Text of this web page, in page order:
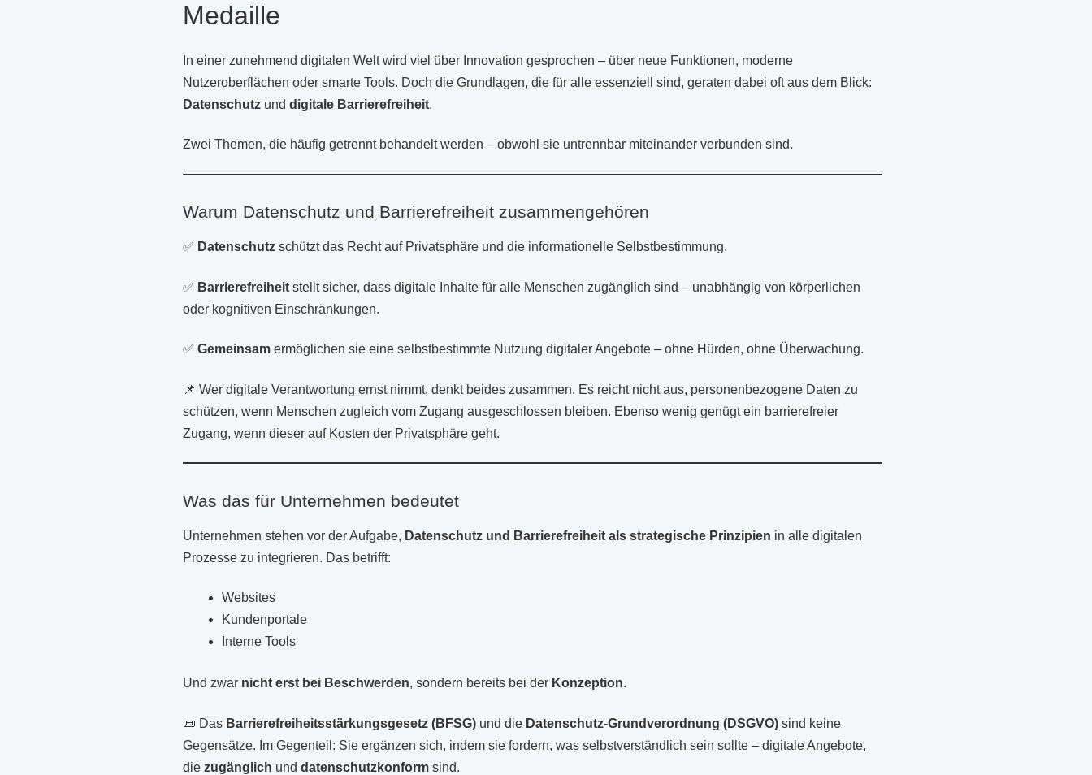
Medaille
In einer zunehmend digitalen Welt wird viel über Innovation gesprochen – über neue Funktionen, moderne
Nutzeroberflächen oder smarte Tools. Doch die Grundlagen, die für alle essenziell sind, geraten dabei oft aus dem Blick:
Datenschutz und digitale Barrierefreiheit.
Zwei Themen, die häufig getrennt behandelt werden – obwohl sie untrennbar miteinander verbunden sind.
Warum Datenschutz und Barrierefreiheit zusammengehören
✅ Datenschutz schützt das Recht auf Privatsphäre und die informationelle Selbstbestimmung.
✅ Barrierefreiheit stellt sicher, dass digitale Inhalte für alle Menschen zugänglich sind – unabhängig von körperlichen
oder kognitiven Einschränkungen.
✅ Gemeinsam ermöglichen sie eine selbstbestimmte Nutzung digitaler Angebote – ohne Hürden, ohne Überwachung.
📌 Wer digitale Verantwortung ernst nimmt, denkt beides zusammen. Es reicht nicht aus, personenbezogene Daten zu
schützen, wenn Menschen zugleich vom Zugang ausgeschlossen bleiben. Ebenso wenig genügt ein barrierefreier
Zugang, wenn dieser auf Kosten der Privatsphäre geht.
Was das für Unternehmen bedeutet
Unternehmen stehen vor der Aufgabe, Datenschutz und Barrierefreiheit als strategische Prinzipien in alle digitalen
Prozesse zu integrieren. Das betrifft:
Websites
Kundenportale
Interne Tools
Und zwar nicht erst bei Beschwerden, sondern bereits bei der Konzeption.
📜 Das Barrierefreiheitsstärkungsgesetz (BFSG) und die Datenschutz-Grundverordnung (DSGVO) sind keine
Gegensätze. Im Gegenteil: Sie ergänzen sich, indem sie fordern, was selbstverständlich sein sollte – digitale Angebote,
die zugänglich und datenschutzkonform sind.